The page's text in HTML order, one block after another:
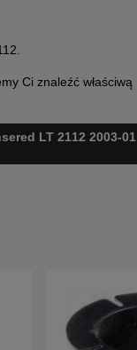
Ci znaleźć właściwą
LT 2112 2003-01